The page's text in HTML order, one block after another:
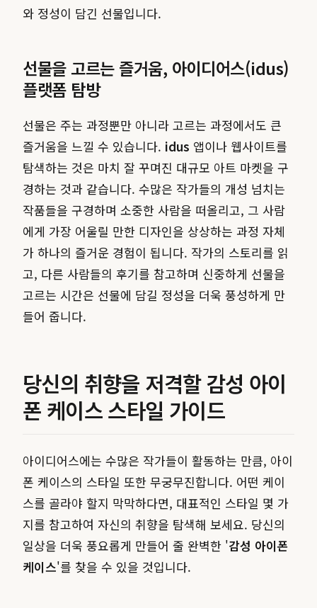
와 정성이 담긴 선물입니다.
선물을 고르는 즐거움, 아이디어스(idus)
플랫폼 탐방
선물은 주는 과정뿐만 아니라 고르는 과정에서도 큰
즐거움을 느낄 수 있습니다. idus 앱이나 웹사이트를
탐색하는 것은 마치 잘 꾸며진 대규모 아트 마켓을 구
경하는 것과 같습니다. 수많은 작가들의 개성 넘치는
작품들을 구경하며 소중한 사람을 떠올리고, 그 사람
에게 가장 어울릴 만한 디자인을 상상하는 과정 자체
가 하나의 즐거운 경험이 됩니다. 작가의 스토리를 읽
고, 다른 사람들의 후기를 참고하며 신중하게 선물을
고르는 시간은 선물에 담길 정성을 더욱 풍성하게 만
들어 줍니다.
당신의 취향을 저격할 감성 아이
폰 케이스 스타일 가이드
아이디어스에는 수많은 작가들이 활동하는 만큼, 아이
폰 케이스의 스타일 또한 무궁무진합니다. 어떤 케이
스를 골라야 할지 막막하다면, 대표적인 스타일 몇 가
지를 참고하여 자신의 취향을 탐색해 보세요. 당신의
일상을 더욱 풍요롭게 만들어 줄 완벽한 '감성 아이폰
케이스'를 찾을 수 있을 것입니다.